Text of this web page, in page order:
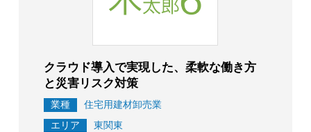
クラウド導入で実現した、柔軟な働き方
と災害リスク対策
業種
住宅用建材卸売業
エリア
東関東